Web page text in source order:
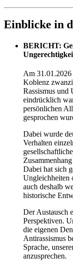
Einblicke in
BERICHT:
Am
Koblenz
Rassismus und
eindrücklich
persönlichen
gesprochen
Dabei wurde
Verhalten
Dabei hat sich
Ungleichheiten
auch deshalb
historische
Der Austausch
Perspektiven.
die eigenen
Antirassismus
Sprache,
anzusprechen.